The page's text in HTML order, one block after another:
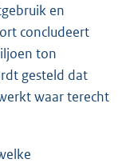
en
concludeert
ton
gesteld dat
waar terecht